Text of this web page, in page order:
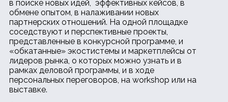
в поиске новых идей, эффективных кейсов, в
обмене опытом, в налаживании новых
партнерских отношений. На одной площадке
соседствуют и перспективные проекты,
представленные в конкурсной программе, и
«обкатанные» экостистемы и маркетплейсы от
лидеров рынка, о которых можно узнать и в
рамках деловой программы, и в ходе
персональных переговоров, на workshop или на
выставке.